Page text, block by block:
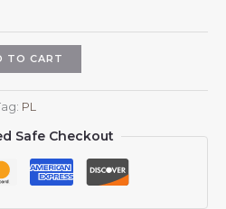
TO CART
PL
Safe Checkout